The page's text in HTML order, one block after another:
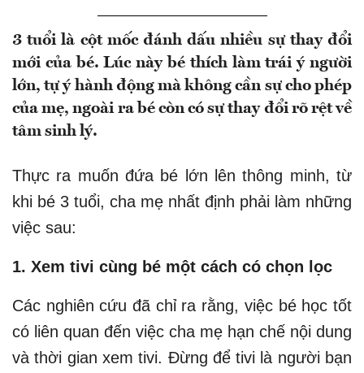
3 tuổi là cột mốc đánh dấu nhiều sự thay đổi
mới của bé. Lúc này bé thích làm trái ý người
lớn, tự ý hành động mà không cần sự cho phép
của mẹ, ngoài ra bé còn có sự thay đổi rõ rệt về
tâm sinh lý.
Thực ra muốn đứa bé lớn lên thông minh, từ
khi bé 3 tuổi, cha mẹ nhất định phải làm những
việc sau:
1. Xem tivi cùng bé một cách có chọn lọc
Các nghiên cứu đã chỉ ra rằng, việc bé học tốt
có liên quan đến việc cha mẹ hạn chế nội dung
và thời gian xem tivi. Đừng để tivi là người bạn